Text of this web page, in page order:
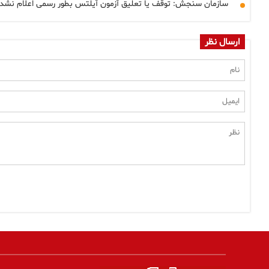
سازمان سنجش: توقف یا تعلیق آزمون آیلتس بطور رسمی اعلام
ارسال نظر